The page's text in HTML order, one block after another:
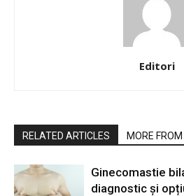
Editori
RELATED ARTICLES MORE
Ginecomastie
diagnostic și